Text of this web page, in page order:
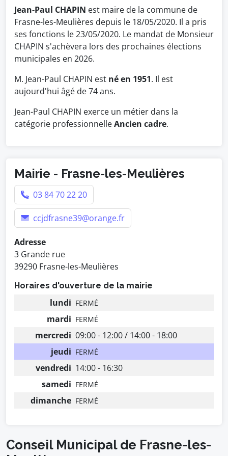
Jean-Paul CHAPIN est maire de la commune de
Frasne-les-Meulières depuis le 18/05/2020. Il a pris
ses fonctions le 23/05/2020. Le mandat de Monsieur
CHAPIN s'achèvera lors des prochaines élections
municipales en 2026.
M. Jean-Paul CHAPIN est né en 1951. Il est
aujourd'hui âgé de 74 ans.
Jean-Paul CHAPIN exerce un métier dans la
catégorie professionnelleAncien cadre.
Mairie - Frasne-les-Meulières
03 84 70 22 20
ccjdfrasne39@orange.fr
Adresse
3 Grande rue
39290 Frasne-les-Meulières
Horaires d'ouverture de la mairie
lundi FERMÉ
mardi FERMÉ
mercredi 09:00 - 12:00 / 14:00 - 18:00
jeudi FERMÉ
vendredi 14:00 - 16:30
samedi FERMÉ
dimanche FERMÉ
Conseil Municipal de Frasne-les-